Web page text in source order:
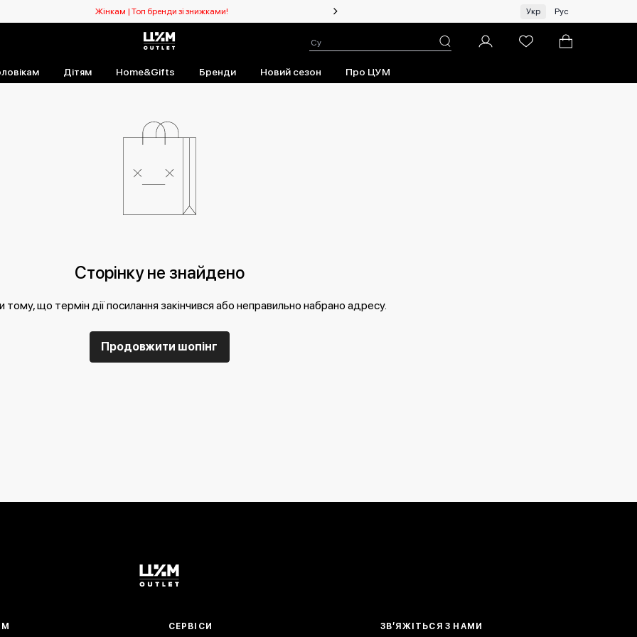
Жінкам | Топ бренди зі знижками! Чоловікам | Топ бренди зі знижками!
Укр Рус
Дітям Home&Gifts Бренди Новий сезон Про ЦУМ
Сторінку не знайдено
що термін дії посилання закінчився або неправильно набрано адресу.
Продовжити шопінг
ЗВ’ЯЖІТЬСЯ З НАМИ
СЕРВІСИ